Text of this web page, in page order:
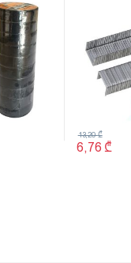
6,76 ₾
13,20₾